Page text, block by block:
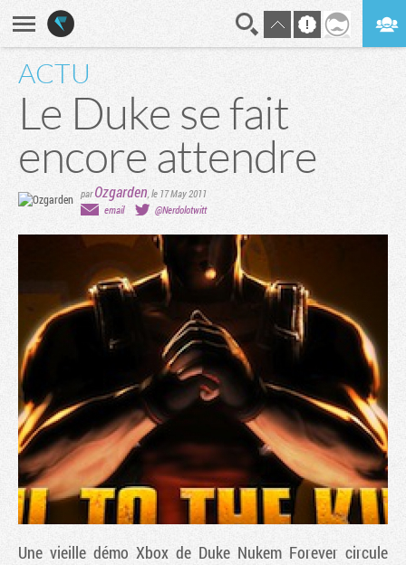
ACTU
Le Duke se fait
encore attendre
parOzgarden,le 17 May 2011
email
@Nerdolotwitt
Une vieille démo Xbox de Duke Nukem Forever circule